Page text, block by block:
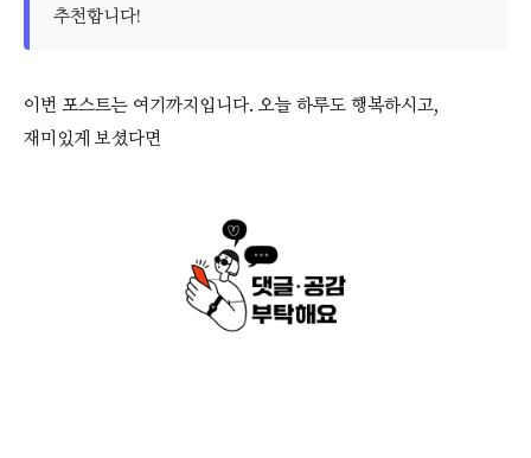
추천합니다!
이번 포스트는 여기까지입니다. 오늘 하루도 행복하시고,
재미있게 보셨다면